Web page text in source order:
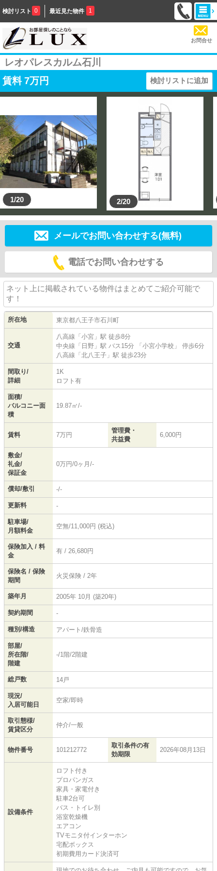
検討リスト 0 最近見た物件 1
お問合せ
レオパレスカルム石川
賃料 7万円 検討リストに追加
1/20 2/20
メールでお問い合わせする(無料)
電話でお問い合わせする
ネット上に掲載されている物件はまとめてご紹介可能で
す！
所在地 東京都八王子市石川町
交通
八高線 「小宮 」駅 徒歩8分
中央線 「 日野 」駅 バス15分 「小宮小学校」 停歩6分
八高線 「北八王子 」駅 徒歩23分
間取り/
詳細
1K
ロフト有
面積/
バルコニー面
積
19.87㎡/-
賃料 7万円
管理費・
共益費
6,000円
敷金/
礼金/
保証金
0万円/0ヶ月/-
償却/敷引 -/-
更新料 -
駐車場/
月額料金
空無/11,000円 (税込)
保険加入 / 料
金
有 / 26,680円
保険名 / 保険
期間
火災保険 / 2年
築年月 2005年 10月 (築20年)
契約期間 -
種別/構造 アパート/鉄骨造
部屋/
所在階/
階建
-/1階/2階建
総戸数 14戸
現況/
入居可能日
空家/即時
取引態様/
賃貸区分
仲介/一般
物件番号 101212772
取引条件の有
効期限
2026年08月13日
設備条件
ロフト付き
プロパンガス
家具・家電付き
駐車2台可
バス・トイレ別
浴室乾燥機
エアコン
TVモニタ付インターホン
宅配ボックス
初期費用カード決済可